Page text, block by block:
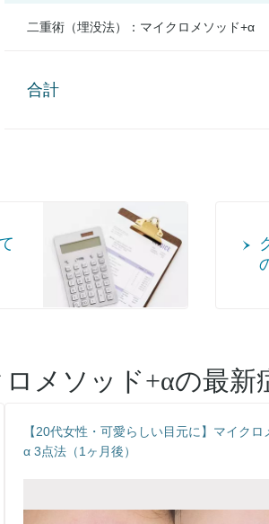
二重術（埋没法）：マイクロメソッド+α
合計
メソッド+αの最新
【20代女性・可愛らしい目元に】マイクロ
α 3点法（1ヶ月後）